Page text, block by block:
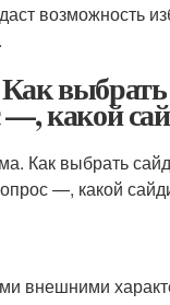
возможность
выбрать
какой
внешними